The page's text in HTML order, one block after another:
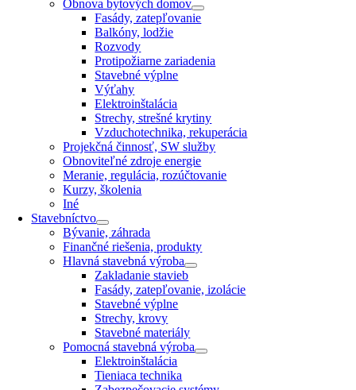
Obnova bytových domov
Fasády, zatepľovanie
Balkóny, lodžie
Rozvody
Protipožiarne zariadenia
Stavebné výplne
Výťahy
Elektroinštalácia
Strechy, strešné krytiny
Vzduchotechnika, rekuperácia
Projekčná činnosť, SW služby
Obnoviteľné zdroje energie
Meranie, regulácia, rozúčtovanie
Kurzy, školenia
Iné
Stavebníctvo
Bývanie, záhrada
Finančné riešenia, produkty
Hlavná stavebná výroba
Zakladanie stavieb
Fasády, zatepľovanie, izolácie
Stavebné výplne
Strechy, krovy
Stavebné materiály
Pomocná stavebná výroba
Elektroinštalácia
Tieniaca technika